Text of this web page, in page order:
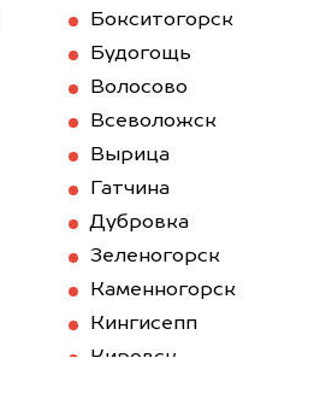
Бокситогорск
Будогощь
Волосово
Всеволожск
Вырица
Гатчина
Дубровка
Зеленогорск
Каменногорск
Кингисепп
Кировск